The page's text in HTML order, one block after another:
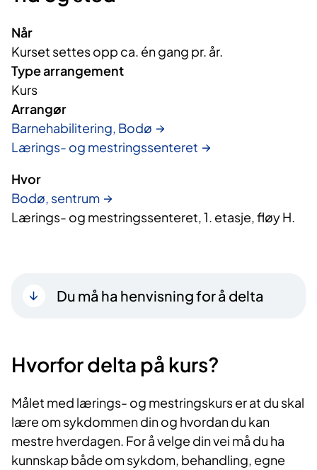
Når
Kurset settes opp ca. én gang pr. år.
Type arrangement
Kurs
Arrangør
Barnehabilitering, Bodø
Lærings- og mestringssenteret
Hvor
Bodø, sentrum
Lærings- og mestringssenteret, 1. etasje, fløy H.
Du må ha henvisning for å delta
Hvorfor delta på kurs?​
Målet med lærings- og mestringskurs er at du skal
lære om sykdommen din og hvordan du kan
mestre hverdagen. For å velge din vei må du ha
kunnskap både om sykdom, behandling, egne